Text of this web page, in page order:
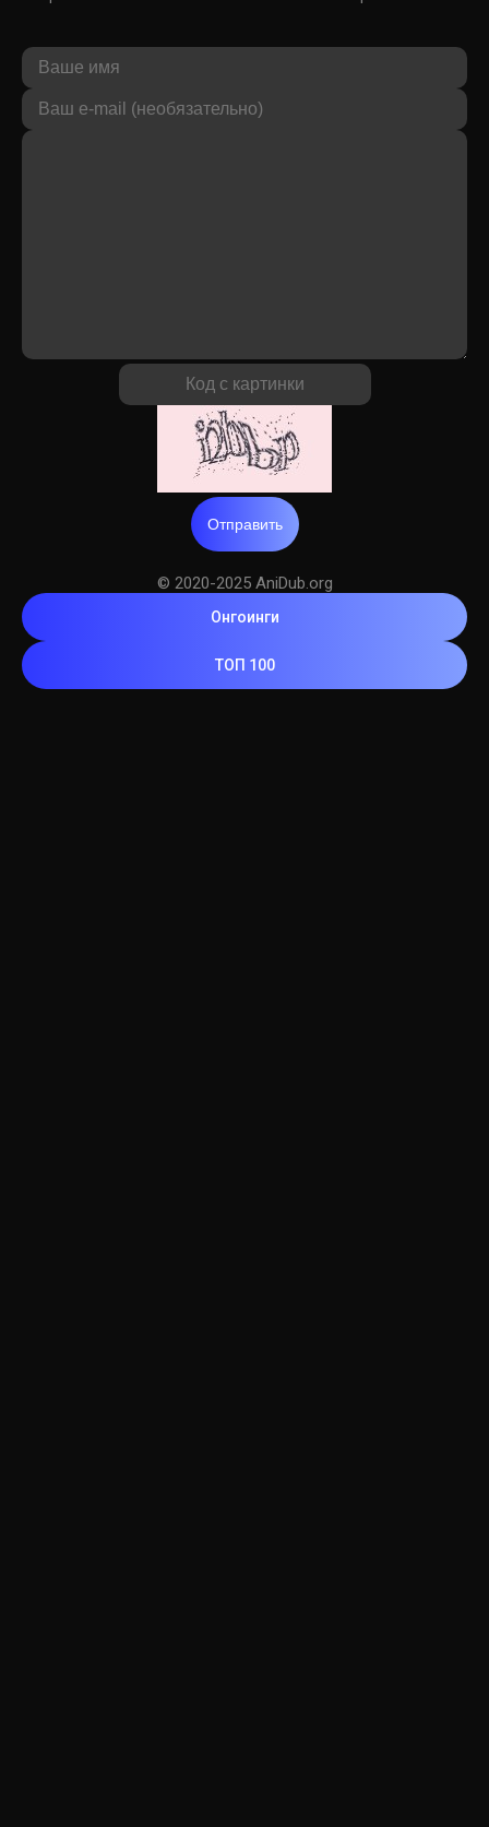
Отправить
© 2020-2025 AniDub.org
Онгоинги
ТОП 100